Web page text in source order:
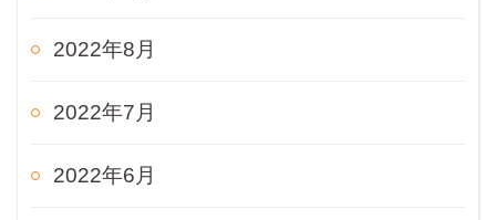
2022年8月
2022年7月
2022年6月